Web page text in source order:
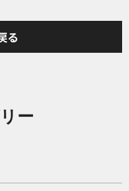
る
ー